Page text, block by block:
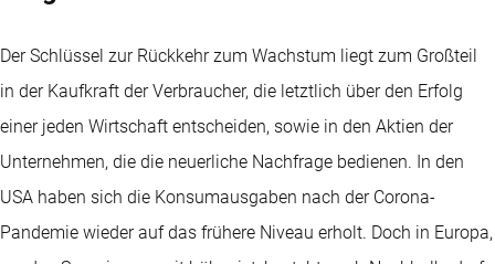
Der Schlüssel zur Rückkehr zum Wachstum liegt zum Großteil
in der Kaufkraft der Verbraucher, die letztlich über den Erfolg
einer jeden Wirtschaft entscheiden, sowie in den Aktien der
Unternehmen, die die neuerliche Nachfrage bedienen. In den
USA haben sich die Konsumausgaben nach der Corona-
Pandemie wieder auf das frühere Niveau erholt. Doch in Europa,